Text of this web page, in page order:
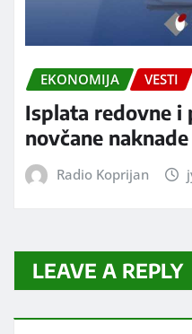
EKONOMIJA VESTI
Isplata redovne i
novčane
Radio Koprijan
LEAVE A REPLY